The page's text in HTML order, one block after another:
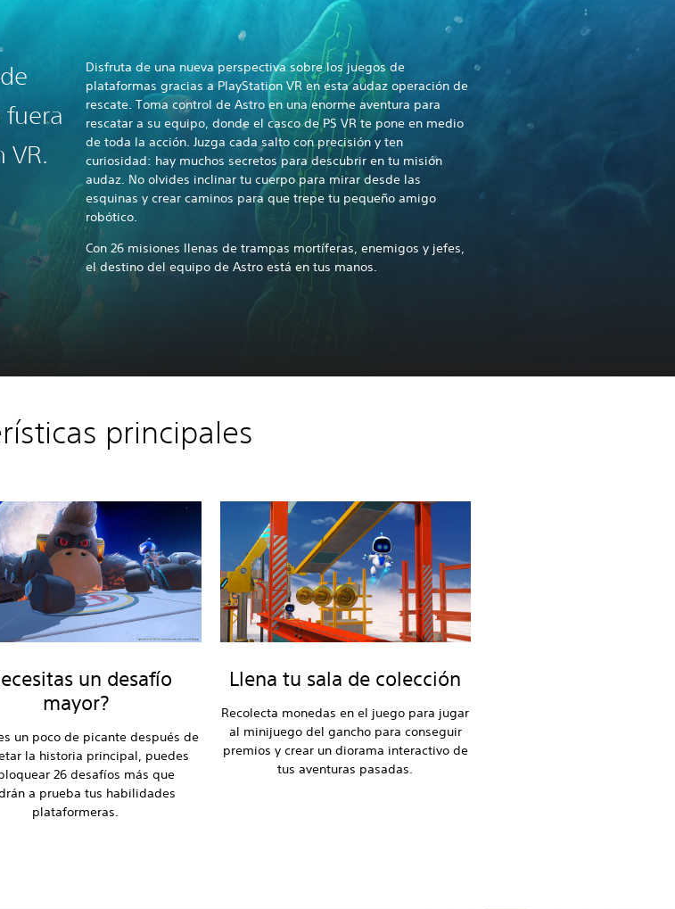
fuera
VR.
Disfruta de una nueva perspectiva sobre los juegos de
plataformas gracias a PlayStation VR en esta audaz operación de
rescate. Toma control de Astro en una enorme aventura para
rescatar a su equipo, donde el casco de PS VR te pone en medio
de toda la acción. Juzga cada salto con precisión y ten
curiosidad: hay muchos secretos para descubrir en tu misión
audaz. No olvides inclinar tu cuerpo para mirar desde las
esquinas y crear caminos para que trepe tu pequeño amigo
robótico.
Con 26 misiones llenas de trampas mortíferas, enemigos y jefes,
el destino del equipo de Astro está en tus manos.
principales
un desafío
mayor?
un poco de picante después de
la historia principal, puedes
26 desafíos más que
a prueba tus habilidades
plataformeras.
Llena tu sala de colección
Recolecta monedas en el juego para jugar
al minijuego del gancho para conseguir
premios y crear un diorama interactivo de
tus aventuras pasadas.